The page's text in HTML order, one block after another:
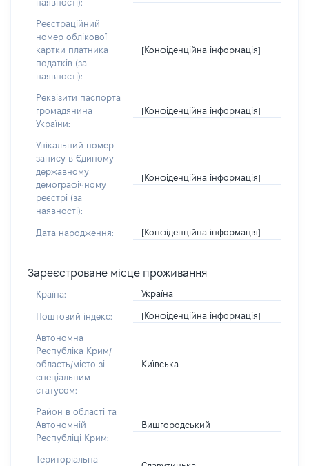
наявності):
Реєстраційний
номер облікової
картки платника
податків (за
наявності):
[Конфіденційна інформація]
Реквізити паспорта
громадянина
України:
[Конфіденційна інформація]
Унікальний номер
запису в Єдиному
державному
демографічному
реєстрі (за
наявності):
[Конфіденційна інформація]
Дата народження: [Конфіденційна інформація]
Зареєстроване місце проживання
Країна: Україна
Поштовий індекс: [Конфіденційна інформація]
Автономна
Республіка Крим/
область/місто зі
спеціальним
статусом:
Київська
Район в області та
Автономній
Республіці Крим:
Вишгородський
Територіальна